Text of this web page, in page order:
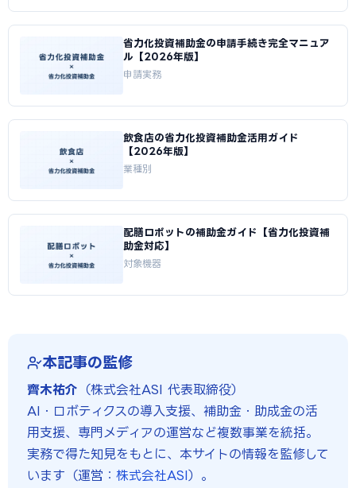
省力化投資補助金の申請手続き完全マニュア
ル【2026年版】
申請実務
飲食店の省力化投資補助金活用ガイド
【2026年版】
業種別
配膳ロボットの補助金ガイド【省力化投資補
助金対応】
対象機器
本記事の監修
齊木祐介 （株式会社ASI 代表取締役）
AI・ロボティクスの導入支援、補助金・助成金の活
用支援、専門メディアの運営など複数事業を統括。
実務で得た知見をもとに、本サイトの情報を監修して
います（運営： 株式会社ASI）。